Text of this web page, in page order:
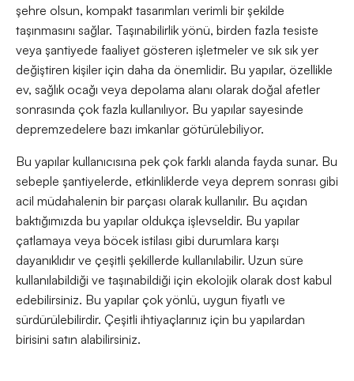
şehre olsun, kompakt tasarımları verimli bir şekilde
taşınmasını sağlar. Taşınabilirlik yönü, birden fazla tesiste
veya şantiyede faaliyet gösteren işletmeler ve sık sık yer
değiştiren kişiler için daha da önemlidir. Bu yapılar, özellikle
ev, sağlık ocağı veya depolama alanı olarak doğal afetler
sonrasında çok fazla kullanılıyor. Bu yapılar sayesinde
depremzedelere bazı imkanlar götürülebiliyor.
Bu yapılar kullanıcısına pek çok farklı alanda fayda sunar. Bu
sebeple şantiyelerde, etkinliklerde veya deprem sonrası gibi
acil müdahalenin bir parçası olarak kullanılır. Bu açıdan
baktığımızda bu yapılar oldukça işlevseldir. Bu yapılar
çatlamaya veya böcek istilası gibi durumlara karşı
dayanıklıdır ve çeşitli şekillerde kullanılabilir. Uzun süre
kullanılabildiği ve taşınabildiği için ekolojik olarak dost kabul
edebilirsiniz. Bu yapılar çok yönlü, uygun fiyatlı ve
sürdürülebilirdir. Çeşitli ihtiyaçlarınız için bu yapılardan
birisini satın alabilirsiniz.